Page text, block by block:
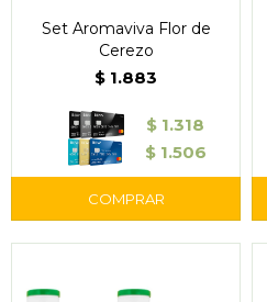
Set Aromaviva Flor de
Cerezo
$ 1.883
$ 1.318
$ 1.506